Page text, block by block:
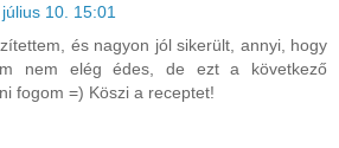
10. 15:01
és nagyon jól sikerült, annyi, hogy
nem elég édes, de ezt a következő
fogom =) Köszi a receptet!